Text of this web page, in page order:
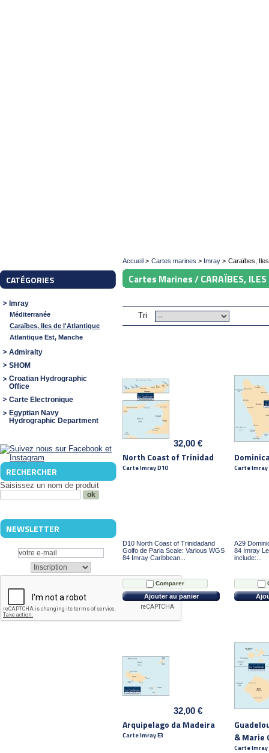
CATÉGORIES
Imray
Méditerranée
Caraïbes, Iles de l'Atlantique
Atlantique Est, Manche
Admiralty
SHOM
Croatian Hydrographic
Office
Carte Electronique
Egyptian Navy
Hydrographic Department
RECHERCHER
Saisissez un nom de produit
NEWSLETTER
Accueil > Cartes marines > Imray > Caraïbes,
Cartes Marines /CARAÏBES,
Tri
32,00 €
North Coast of Trinidad
Carte Imray D10
D10 North Coast of Trinidadand
Golfo de Paria Scale: Various WGS
84 Imray Caribbean...
Comparer
Ajouter au panier
Carte Imray
A29
84 Imray
include:...
32,00 €
Arquipelago da Madeira
Carte Imray E3
& Marie
Carte Imray